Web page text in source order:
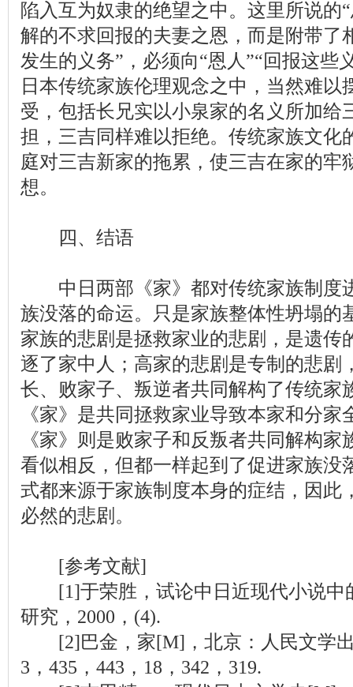
陷入互为奴隶的绝望之中。这里所说的
解的不求回报的夫妻之恩，而是附带了
发生的义务”，必须向“恩人”“回报这些
日本传统家族伦理观念之中，当然难以
受，包括长兄实以小泉家的名义所加给
担，三吉同样难以拒绝。传统家族文化
庭对三吉新家的拖累，使三吉在家的牢
想。
四、结语
中日两部《家》都对传统家族制度
族没落的命运。只是家族整体性坍塌的
家族的悲剧是拯救家业的悲剧，是遗传
逐了家中人；高家的悲剧是专制的悲剧
长、败家子、叛逆者共同解构了传统家
《家》是共同拯救家业导致本家和分
《家》则是败家子和反叛者共同解构
看似相反，但都一样起到了促进家族没
式都来源于家族制度本身的症结，因此
必然的悲剧。
[参考文献]
[1]于荣胜，试论中日近现代小说中
研究，2000，(4).
[2]巴金，家[M]，北京：人民文学出
3，435，443，18，342，319.